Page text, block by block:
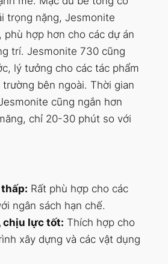
trọng nặng, Jesmonite
phù hợp hơn cho các dự án
trí. Jesmonite 730 cũng
lý tưởng cho các tác phẩm
bên ngoài. Thời gian
cũng ngắn hơn
chỉ 20-30 phút so với
Rất phù hợp cho các
ngân sách hạn chế.
chịu lực tốt: Thích hợp cho
xây dựng và các vật dụng